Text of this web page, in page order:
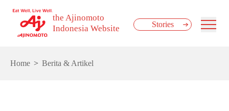
the Ajinomoto
Indonesia Website
Stories
Home Berita & Artikel